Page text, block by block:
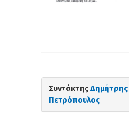
Συντάκτης Δημήτρης
Πετρόπουλος